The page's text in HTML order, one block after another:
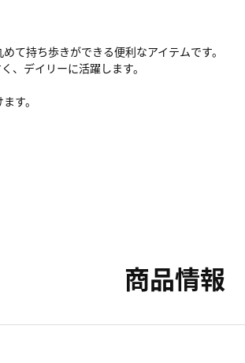
持ち歩きができる便利なアイテムです。
、デイリーに活躍します。
す。
商品情報